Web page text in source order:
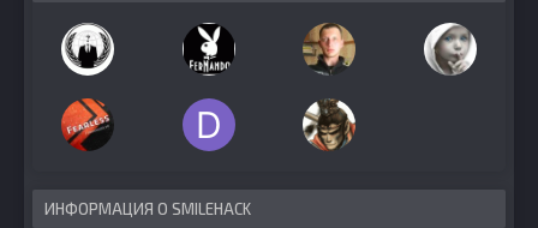
ИНФОРМАЦИЯ О SMILEHACK